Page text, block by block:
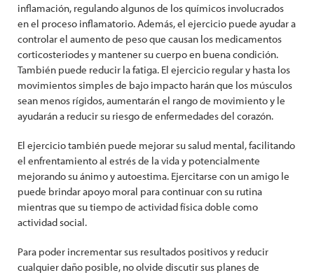
inflamación, regulando algunos de los químicos involucrados
en el proceso inflamatorio. Además, el ejercicio puede ayudar a
controlar el aumento de peso que causan los medicamentos
corticosteriodes y mantener su cuerpo en buena condición.
También puede reducir la fatiga. El ejercicio regular y hasta los
movimientos simples de bajo impacto harán que los músculos
sean menos rígidos, aumentarán el rango de movimiento y le
ayudarán a reducir su riesgo de enfermedades del corazón.
El ejercicio también puede mejorar su salud mental, facilitando
el enfrentamiento al estrés de la vida y potencialmente
mejorando su ánimo y autoestima. Ejercitarse con un amigo le
puede brindar apoyo moral para continuar con su rutina
mientras que su tiempo de actividad física doble como
actividad social.
Para poder incrementar sus resultados positivos y reducir
cualquier daño posible, no olvide discutir sus planes de